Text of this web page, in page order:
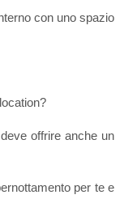
con uno spazio
offrire anche un
per te e